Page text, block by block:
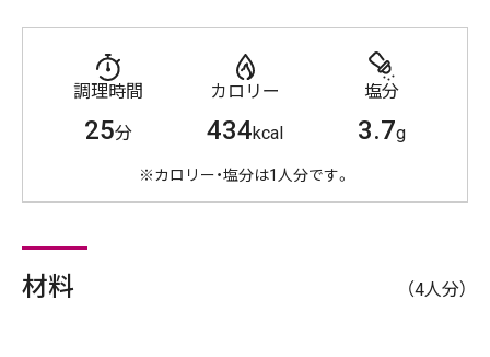
調理時間
25分
カロリー
434kcal
塩分
3.7g
※カロリー・塩分は1人分です。
材料 （4人分）